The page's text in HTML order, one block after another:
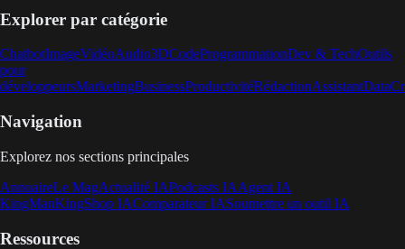
Explorer par catégorie
ChatbotImageVidéoAudio3DCodeProgrammationDev & TechOutils
pour
développeursMarketingBusinessProductivitéRédactionAssistantData
Navigation
Explorez nos sections principales
AnnuaireLe MagActualité IAPodcasts IAAgent IA
KingManKingShop IAComparateur IASoumettre un outil IA
Ressources